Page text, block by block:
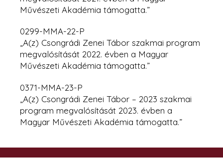
Művészeti Akadémia támogatta.”
0299-MMA-22-P
„A(z) Csongrádi Zenei Tábor szakmai program
megvalósítását 2022. évben a Magyar
Művészeti Akadémia támogatta.”
0371-MMA-23-P
„A(z) Csongrádi Zenei Tábor – 2023 szakmai
program megvalósítását 2023. évben a
Magyar Művészeti Akadémia támogatta.”